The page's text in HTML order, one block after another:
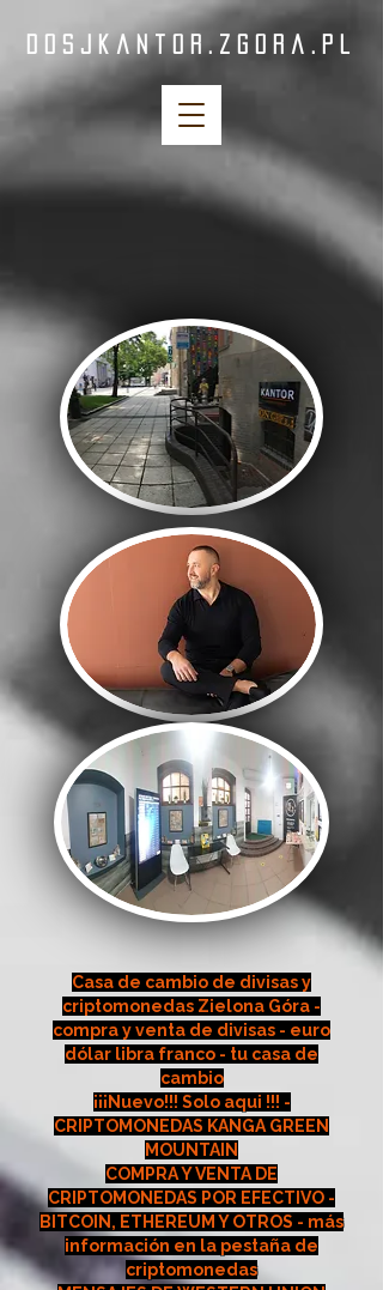
dosjkantor.zgora.pl
Casa de cambio de divisas y
criptomonedas Zielona Góra -
compra y venta de divisas - euro
dólar libra franco - tu casa de
cambio
¡¡¡Nuevo!!! Solo aqui !!! -
CRIPTOMONEDAS KANGA GREEN
MOUNTAIN
COMPRA Y VENTA DE
CRIPTOMONEDAS POR EFECTIVO -
BITCOIN, ETHEREUM Y OTROS - más
información en la pestaña de
criptomonedas